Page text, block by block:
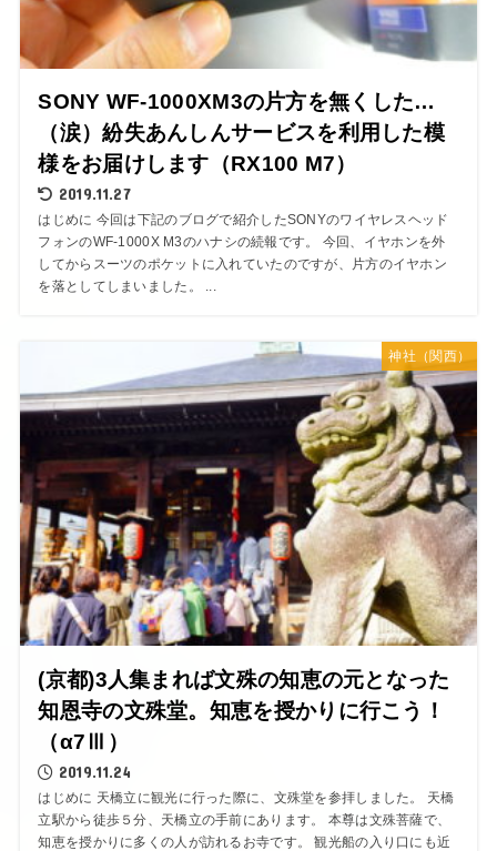
SONY WF-1000XM3の片方を無くした…
（涙）紛失あんしんサービスを利用した模
様をお届けします（RX100 M7）
2019.11.27
はじめに 今回は下記のブログで紹介したSONYのワイヤレスヘッド
フォンのWF-1000X M3のハナシの続報です。 今回、イヤホンを外
してからスーツのポケットに入れていたのですが、片方のイヤホン
を落としてしまいました。 ...
神社（関西）
(京都)3人集まれば文殊の知恵の元となった
知恩寺の文殊堂。知恵を授かりに行こう！
（α7Ⅲ）
2019.11.24
はじめに 天橋立に観光に行った際に、文殊堂を参拝しました。 天橋
立駅から徒歩５分、天橋立の手前にあります。 本尊は文殊菩薩で、
知恵を授かりに多くの人が訪れるお寺です。 観光船の入り口にも近